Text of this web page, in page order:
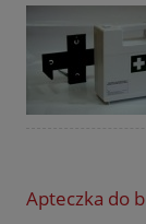
Apteczka do